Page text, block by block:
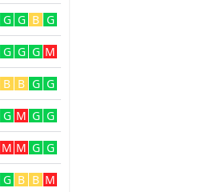
G G B G
G G G M
B B G G
G M G G
M M G G
G B B M